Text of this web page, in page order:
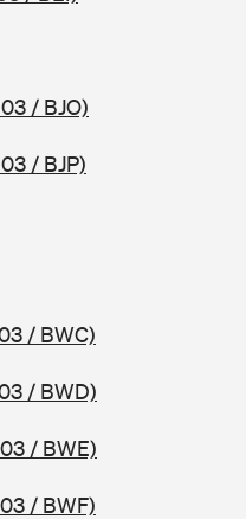
/ BJO)
/ BJP)
/ BWC)
/ BWD)
/ BWE)
/ BWF)